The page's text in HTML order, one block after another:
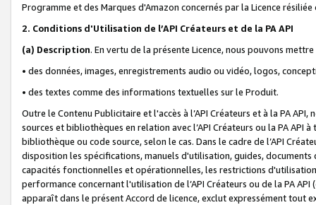
Programme et des Marques d'Amazon concernés par la Licence
2. Conditions d'Utilisation de l’API Créateurs et de la PA API
(a) Description. En vertu de la présente Licence, nous pouvons
• des données, images, enregistrements audio ou vidéo, logos,
• des textes comme des informations textuelles sur le Produit.
Outre le Contenu Publicitaire et l'accès à l’API Créateurs et à la PA
sources et bibliothèques en relation avec l’API Créateurs ou la PA
bibliothèque ou code source, selon le cas. Dans le cadre de l’API
disposition les spécifications, manuels d'utilisation, guides,
capacités fonctionnelles et opérationnelles, les restrictions
performance concernant l'utilisation de l’API Créateurs ou de la PA
apparaît dans le présent Accord de licence, exclut expressément tout